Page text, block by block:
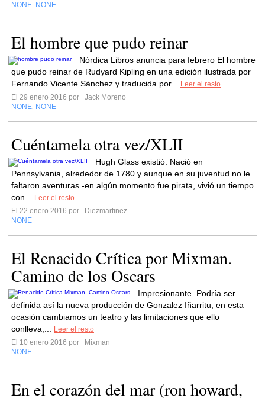
NONE NONE
El hombre que pudo reinar
Nórdica Libros anuncia para febrero El hombre
que pudo reinar de Rudyard Kipling en una edición ilustrada por
Fernando Vicente Sánchez y traducida por...
Leer el resto
El 29 enero 2016 por
Jack Moreno
NONE NONE
Cuéntamela otra vez/XLII
Hugh Glass existió. Nació en
Pennsylvania, alrededor de 1780 y aunque en su juventud no le
faltaron aventuras -en algún momento fue pirata, vivió un tiempo
con...
Leer el resto
El 22 enero 2016 por
Diezmartinez
NONE
El Renacido Crítica por Mixman.
Camino de los Oscars
Impresionante. Podría ser
definida así la nueva producción de Gonzalez Iñarritu, en esta
ocasión cambiamos un teatro y las limitaciones que ello
conlleva,...
Leer el resto
El 10 enero 2016 por
Mixman
NONE
En el corazón del mar (ron howard,